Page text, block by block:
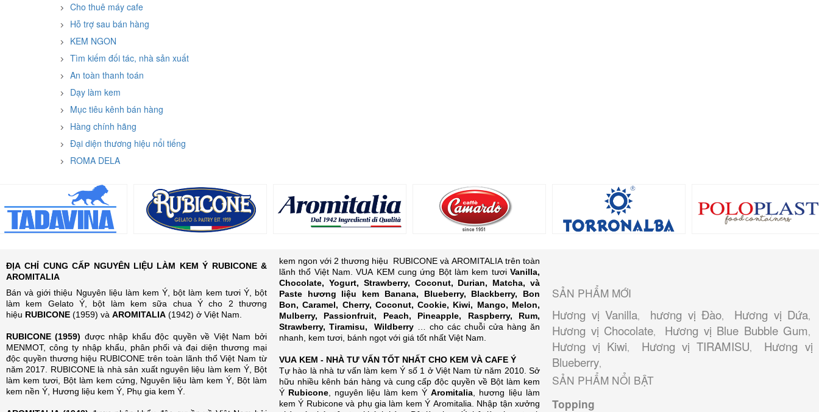
Cho thuê máy cafe
Hỗ trợ sau bán hàng
KEM NGON
Tìm kiếm đối tác, nhà sản xuất
An toàn thanh toán
Dạy làm kem
Mục tiêu kênh bán hàng
Hàng chính hãng
Đại diện thương hiệu nổi tiếng
ROMA DELA
ĐỊA CHỈ CUNG CẤP NGUYÊN LIỆU LÀM KEM Ý RUBICONE &
AROMITALIA
Bán và giới thiệu Nguyên liệu làm kem Ý, bột làm kem tươi Ý, bột
làm kem Gelato Ý, bột làm kem sữa chua Ý cho 2 thương
hiệu RUBICONE (1959) và AROMITALIA (1942) ở Việt Nam.
RUBICONE (1959) được nhập khẩu độc quyền về Việt Nam bởi
MENMOT, công ty nhập khẩu, phân phối và đại diện thương mại
độc quyền thương hiệu RUBICONE trên toàn lãnh thổ Việt Nam từ
năm 2017. RUBICONE là nhà sản xuất nguyên liệu làm kem Ý, Bột
làm kem tươi, Bột làm kem cứng, Nguyên liệu làm kem Ý, Bột làm
kem nền Ý, Hương liệu kem Ý, Phụ gia kem Ý.
kem ngon với 2 thương hiệu RUBICONE và AROMITALIA trên toàn
lãnh thổ Việt Nam. VUA KEM cung ứng Bột làm kem tươi Vanilla,
Chocolate, Yogurt, Strawberry, Coconut, Durian, Matcha, và
Paste hương liệu kem Banana, Blueberry, Blackberry, Bon
Bon, Caramel, Cherry, Coconut, Cookie, Kiwi, Mango, Melon,
Mulberry, Passionfruit, Peach, Pineapple, Raspberry, Rum,
Strawberry, Tiramisu, Wildberry … cho các chuỗi cửa hàng ăn
nhanh, kem tươi, bánh ngọt với giá tốt nhất Việt Nam.
VUA KEM - NHÀ TƯ VẤN TỐT NHẤT CHO KEM VÀ CAFE Ý
Tự hào là nhà tư vấn làm kem Ý số 1 ở Việt Nam từ năm 2010. Sở
hữu nhiều kênh bán hàng và cung cấp độc quyền về Bột làm kem
Ý Rubicone , nguyên liệu làm kem Ý Aromitalia , hương liệu làm
kem Ý Rubicone và phụ gia làm kem Ý Aromitalia. Nhập tận xưởng
SẢN PHẨM MỚI
Hương vị Vanilla, hương vị Đào, Hương vị Dứa,
Hương vị Chocolate, Hương vị Blue Bubble Gum,
Hương vị Kiwi, Hương vị TIRAMISU, Hương vị
Blueberry,
SẢN PHẨM NỔI BẬT
Topping